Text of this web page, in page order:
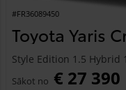
#FR36089450
Toyota Yaris
Style Edition 1.5 Hybrid
Sākot no € 27 390